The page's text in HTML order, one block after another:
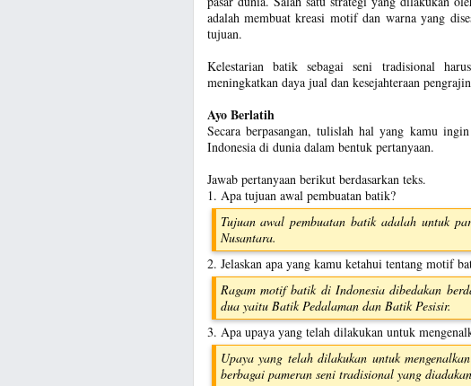
adalah membuat kreasi motif dan warna yang
tujuan.
Kelestarian batik sebagai seni tradisional
meningkatkan daya jual dan kesejahteraan
Ayo Berlatih
Secara berpasangan, tulislah hal yang kamu
Indonesia di dunia dalam bentuk pertanyaan.
Jawab pertanyaan berikut berdasarkan teks.
1. Apa tujuan awal pembuatan batik?
Tujuan awal pembuatan batik adalah untuk
Nusantara.
2. Jelaskan apa yang kamu ketahui tentang motif
Ragam motif batik di Indonesia dibedakan
dua yaitu Batik Pedalaman dan Batik Pesisir.
3. Apa upaya yang telah dilakukan untuk
Upaya yang telah dilakukan untuk
berbagai pameran seni tradisional yang